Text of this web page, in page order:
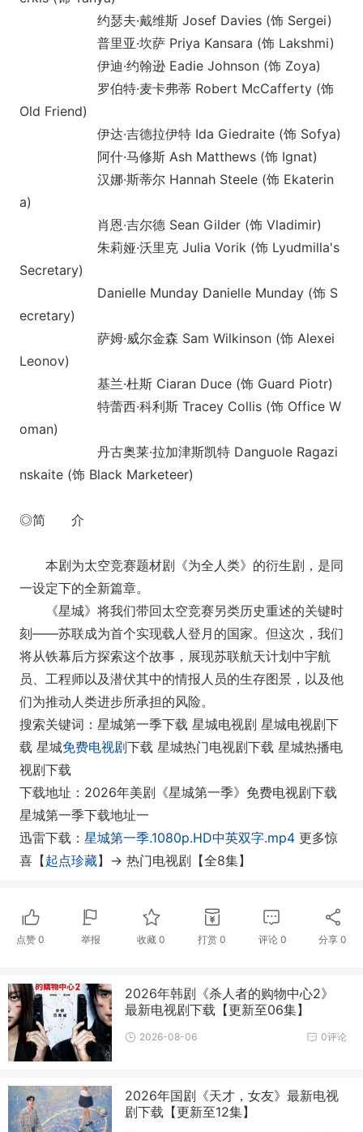
约瑟夫·戴维斯 Josef Davies (饰 Sergei)
普里亚·坎萨 Priya Kansara (饰 Lakshmi)
伊迪·约翰逊 Eadie Johnson (饰 Zoya)
罗伯特·麦卡弗蒂 Robert McCafferty (饰
Old Friend)
伊达·吉德拉伊特 Ida Giedraite (饰 Sofya)
阿什·马修斯 Ash Matthews (饰 Ignat)
汉娜·斯蒂尔 Hannah Steele (饰 Ekaterin
a)
肖恩·吉尔德 Sean Gilder (饰 Vladimir)
朱莉娅·沃里克 Julia Vorik (饰 Lyudmilla's
Secretary)
Danielle Munday Danielle Munday (饰 S
ecretary)
萨姆·威尔金森 Sam Wilkinson (饰 Alexei
Leonov)
基兰·杜斯 Ciaran Duce (饰 Guard Piotr)
特蕾西·科利斯 Tracey Collis (饰 Office W
oman)
丹古奥莱·拉加津斯凯特 Danguole Ragazi
nskaite (饰 Black Marketeer)
◎简 介
本剧为太空竞赛题材剧《为全人类》的衍生剧，是同
一设定下的全新篇章。
《星城》将我们带回太空竞赛另类历史重述的关键时
刻——苏联成为首个实现载人登月的国家。但这次，我们
将从铁幕后方探索这个故事，展现苏联航天计划中宇航
员、工程师以及潜伏其中的情报人员的生存图景，以及他
们为推动人类进步所承担的风险。
搜索关键词：星城第一季下载 星城电视剧 星城电视剧下
载 星城免费电视剧下载 星城热门电视剧下载 星城热播电
视剧下载
下载地址：2026年美剧《星城第一季》免费电视剧下载
星城第一季下载地址一
迅雷下载： 星城第一季.1080p.HD中英双字.mp4 更多惊
喜【起点珍藏】-> 热门电视剧【全8集】
点赞 0 举报 收藏0 打赏 0 评论 0 分享0
2026年韩剧《杀人者的购物中心2》
最新电视剧下载【更新至06集】
0评论
2026-08-06
2026年国剧《天才，女友》最新电视
剧下载【更新至12集】